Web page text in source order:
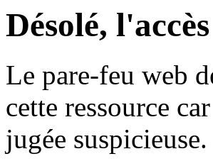
Désolé,
Le pare-feu web
cette ressource
jugée suspicieuse.